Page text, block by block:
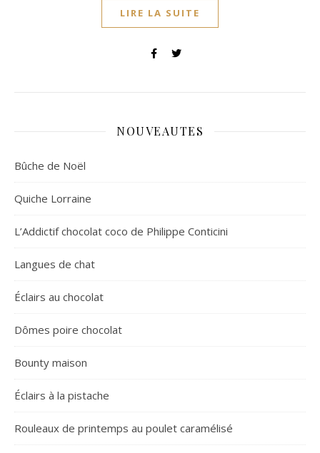
LIRE LA SUITE
NOUVEAUTES
Bûche de Noël
Quiche Lorraine
L’Addictif chocolat coco de Philippe Conticini
Langues de chat
Éclairs au chocolat
Dômes poire chocolat
Bounty maison
Éclairs à la pistache
Rouleaux de printemps au poulet caramélisé